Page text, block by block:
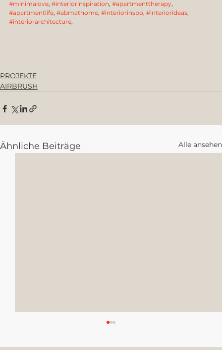
#minimalove, #interiorinspiration, #apartmenttherapy,
#apartmentlife, #abmathome, #interiorinspo, #interiorideas,
#interiorarchitecture,
PROJEKTE
AIRBRUSH
Ähnliche Beiträge Alle ansehen